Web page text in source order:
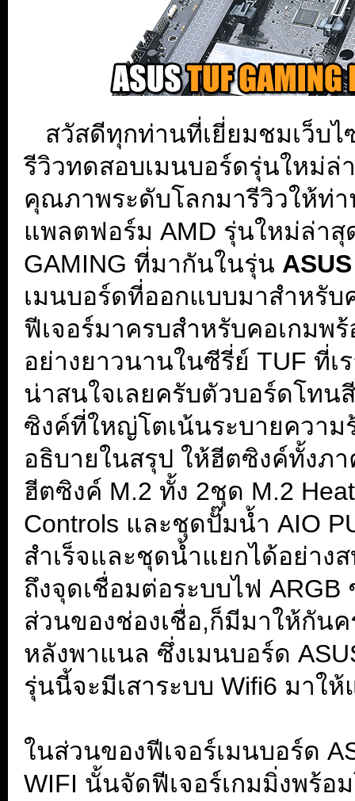
สวัสดีทุกท่านที่เยี่ยมชมเว็บ
รีวิวทดสอบเมนบอร์ดรุ่นใหม่ล่
คุณภาพระดับโลกมารีวิวให้ท่
แพลตฟอร์ม AMD รุ่นใหม่ล่าสุ
GAMING ที่มากันในรุ่น
เมนบอร์ดที่ออกแบบมาสำหรั
ฟีเจอร์มาครบสำหรับคอเกมพ
อย่างยาวนานในซีรี่ย์ TUF ที่
น่าสนใจเลยครับตัวบอร์ดโท
ซิงค์ที่ใหญ่โตเน้นระบายความ
อธิบายในสรุป ให้ฮีตซิงค์ทั้งภา
ฮีตซิงค์ M.2 ทั้ง 2ชุด M.2
Controls และชุดปั๊มน้ำ AIO
สำเร็จและชุดน้ำแยกได้อย่าง
ถึงจุดเชื่อมต่อระบบไฟ
ส่วนของช่องเชื่อ,ก็มีมาให้กัน
หลังพาแนล ซึ่งเมนบอร์ด
รุ่นนี้จะมีเสาระบบ Wifi6 มาใ
ในส่วนของฟีเจอร์เมนบอร์ด
WIFI นั้นจัดฟีเจอร์เกมมิ่งพร้อ